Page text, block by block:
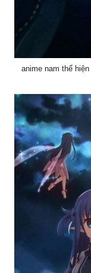
anime nam thể